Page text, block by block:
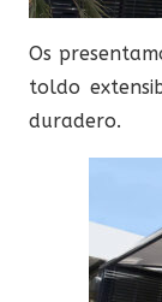
Os
toldo
duradero.